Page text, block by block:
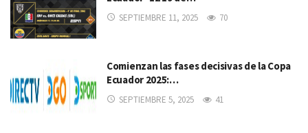
SEPTIEMBRE 11, 2025 70
Comienzan las fases decisivas de la Copa
Ecuador 2025:…
SEPTIEMBRE 5, 2025 41